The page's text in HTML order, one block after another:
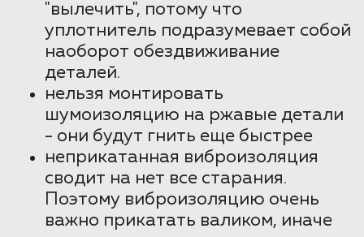
"вылечить", потому что
уплотнитель подразумевает собой
наоборот обездвиживание
деталей.
нельзя монтировать
шумоизоляцию на ржавые детали
- они будут гнить еще быстрее
неприкатанная виброизоляция
сводит на нет все старания.
Поэтому виброизоляцию очень
важно прикатать валиком, иначе